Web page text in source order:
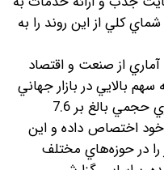
کلي از اين روند را به
آماري از صنعت و اقتصاد
بالايي در بازار جهاني
دارد. از لحاظ آماري اقتصاد گردشگري حجمي بالغ بر 7.6
خود اختصاص داده و اين
290 ميليون نفر را در حوزه‌هاي مختلف